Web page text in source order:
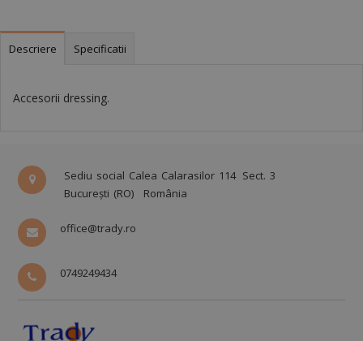
Descriere Specificatii
Accesorii dressing.
Sediu social Calea Calarasilor 114 Sect. 3
București (RO)
România
office@trady.ro
0749249434